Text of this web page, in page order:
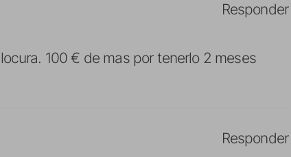
100 € de mas por tenerlo 2 meses
Responder
Responder